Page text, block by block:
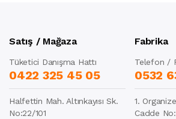
Satış / Mağaza
Tüketici Danışma Hattı
0422 325 45 05
Halfettin Mah. Altınkayısı Sk.
No:22/101
Fabrika
Telefon /
0532
1.
Cadde